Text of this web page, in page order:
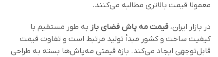
معمولا قیمت بالاتری مطالبه می‌کنند.
در بازار ایران، قیمت مه‌ پاش فضای باز به ‌طور مستقیم با
کیفیت ساخت و کشور مبدأ تولید مرتبط است و تفاوت قیمت
قابل‌توجهی ایجاد می‌کند. بازه‌ قیمتی مه‌پاش‌ها بسته به طراحی